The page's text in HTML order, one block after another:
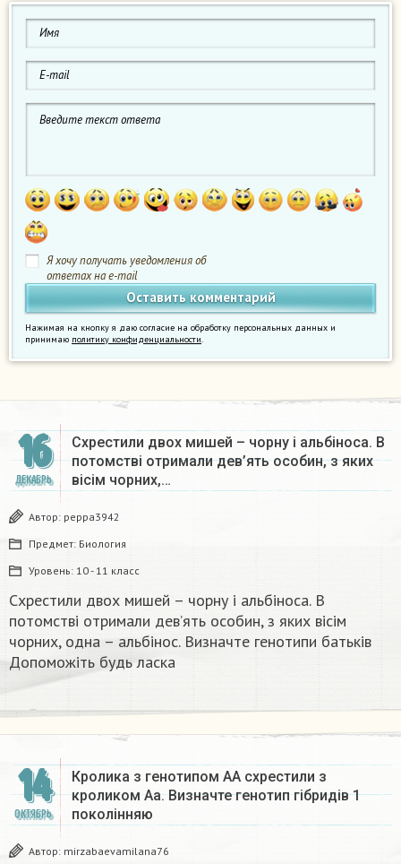
Я хочу получать уведомления об
ответах на e-mail
Нажимая на кнопку я даю согласие на обработку персональных данных и
принимаю политику конфиденциальности.
16
ДЕКАБРЬ
Схрестили двох мишей – чорну і альбіноса. В
потомстві отримали дев’ять особин, з яких
вісім чорних,…
Автор: peppa3942
Предмет: Биология
Уровень: 10 - 11 класс
Схрестили двох мишей – чорну і альбіноса. В
потомстві отримали дев’ять особин, з яких вісім
чорних, одна – альбінос. Визначте генотипи батьків
Допоможіть будь ласка
14
ОКТЯБРЬ
Кролика з генотипом AA схрестили з
кроликом Aa. Визначте генотип гібридів 1
поколінняю​
Автор: mirzabaevamilana76